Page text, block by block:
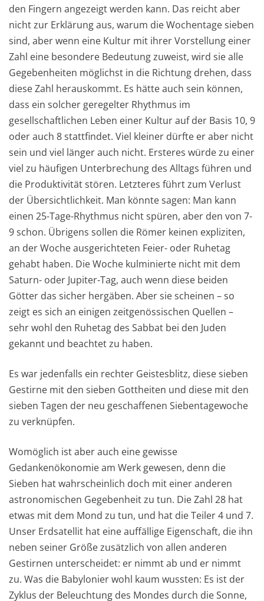
den Fingern angezeigt werden kann. Das reicht aber
nicht zur Erklärung aus, warum die Wochentage sieben
sind, aber wenn eine Kultur mit ihrer Vorstellung einer
Zahl eine besondere Bedeutung zuweist, wird sie alle
Gegebenheiten möglichst in die Richtung drehen, dass
diese Zahl herauskommt. Es hätte auch sein können,
dass ein solcher geregelter Rhythmus im
gesellschaftlichen Leben einer Kultur auf der Basis 10, 9
oder auch 8 stattfindet. Viel kleiner dürfte er aber nicht
sein und viel länger auch nicht. Ersteres würde zu einer
viel zu häufigen Unterbrechung des Alltags führen und
die Produktivität stören. Letzteres führt zum Verlust
der Übersichtlichkeit. Man könnte sagen: Man kann
einen 25-Tage-Rhythmus nicht spüren, aber den von 7-
9 schon. Übrigens sollen die Römer keinen expliziten,
an der Woche ausgerichteten Feier- oder Ruhetag
gehabt haben. Die Woche kulminierte nicht mit dem
Saturn- oder Jupiter-Tag, auch wenn diese beiden
Götter das sicher hergäben. Aber sie scheinen – so
zeigt es sich an einigen zeitgenössischen Quellen –
sehr wohl den Ruhetag des Sabbat bei den Juden
gekannt und beachtet zu haben.
Es war jedenfalls ein rechter Geistesblitz, diese sieben
Gestirne mit den sieben Gottheiten und diese mit den
sieben Tagen der neu geschaffenen Siebentagewoche
zu verknüpfen.
Womöglich ist aber auch eine gewisse
Gedankenökonomie am Werk gewesen, denn die
Sieben hat wahrscheinlich doch mit einer anderen
astronomischen Gegebenheit zu tun. Die Zahl 28 hat
etwas mit dem Mond zu tun, und hat die Teiler 4 und 7.
Unser Erdsatellit hat eine auffällige Eigenschaft, die ihn
neben seiner Größe zusätzlich von allen anderen
Gestirnen unterscheidet: er nimmt ab und er nimmt
zu. Was die Babylonier wohl kaum wussten: Es ist der
Zyklus der Beleuchtung des Mondes durch die Sonne,